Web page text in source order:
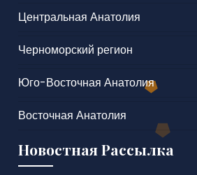
Центральная Анатолия
Черноморский регион
Юго-Восточная Анатолия
Восточная Анатолия
Новостная Рассылка